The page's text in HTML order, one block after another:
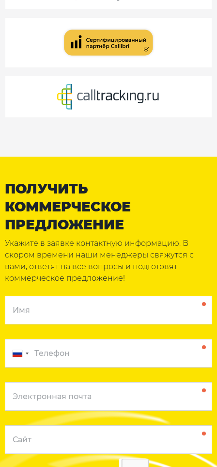
ПОЛУЧИТЬ
КОММЕРЧЕСКОЕ
ПРЕДЛОЖЕНИЕ
Укажите в заявке контактную информацию. В
скором времени наши менеджеры свяжутся с
вами, ответят на все вопросы и подготовят
коммерческое предложение!